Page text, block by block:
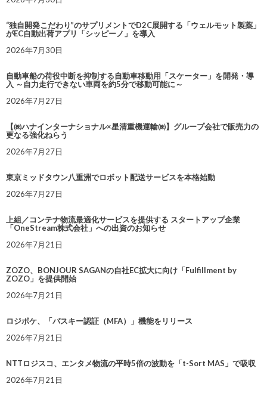
“独自開発こだわり”のサプリメントでD2C展開する「ウェルモット製薬」
がEC自動出荷アプリ「シッピーノ」を導入
2026年7月30日
自動車船の荷役中断を抑制する自動車移動用「スケーター」を開発・導
入 ～自力走行できない車両を約5分で移動可能に～
2026年7月27日
【㈱ハナインターナショナル×星清重機運輸㈱】グループ会社で販売力の
更なる強化ねらう
2026年7月27日
東京ミッドタウン八重洲でロボット配送サービスを本格始動
2026年7月27日
上組／コンテナ物流最適化サービスを提供する スタートアップ企業
「OneStream株式会社」への出資のお知らせ
2026年7月21日
ZOZO、BONJOUR SAGANの自社EC拡大に向け「Fulfillment by
ZOZO」を提供開始
2026年7月21日
ロジポケ、「パスキー認証（MFA）」機能をリリース
2026年7月21日
NTTロジスコ、エンタメ物流の平時5倍の波動を「t-Sort MAS」で吸収
2026年7月21日